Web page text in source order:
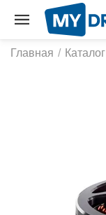
Главная / Каталог